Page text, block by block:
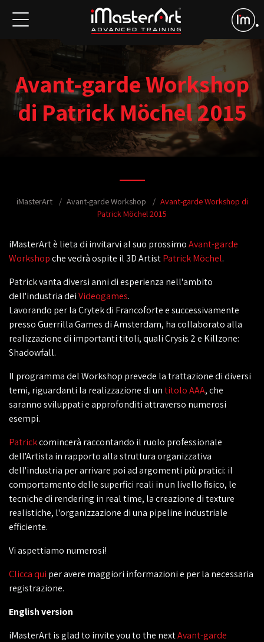
Avant-garde Workshop
di Patrick Möchel 2015
iMasterArt Avant-garde Workshop
Avant-garde Workshop di
Patrick Möchel 2015
iMasterArt è lieta di invitarvi al suo prossimoAvant-garde
Workshopche vedrà ospite il 3D ArtistPatrick Möchel.
Patrick vanta diversi anni di esperienza nell'ambito
dell'industria deiVideogames.
Lavorando per la Crytek di Francoforte e successivamente
presso Guerrilla Games di Amsterdam, ha collaborato alla
realizzazione di importanti titoli, quali Crysis 2 e Killzone:
Shadowfall.
Il programma del Workshop prevede la trattazione di diversi
temi, riguardanti la realizzazione di untitolo AAA, che
saranno sviluppati e approfonditi attraverso numerosi
esempi.
Patrickcomincerà raccontando il ruolo professionale
dell'Artista in rapporto alla struttura organizzativa
dell'industria per arrivare poi ad argomenti più pratici: il
comportamento delle superfici reali in un livello fisico, le
tecniche di rendering in real time, la creazione di texture
realistiche, l'organizzazione di una pipeline industriale
efficiente.
Vi aspettiamo numerosi!
‎Clicca qui per avere maggiori informazioni e per la necessaria
registrazione.
English version
iMasterArt is glad to invite you to the nextAvant-garde